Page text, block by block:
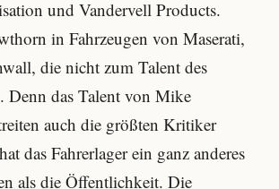
und Vandervell Products.
in Fahrzeugen von Maserati,
die nicht zum Talent des
Denn das Talent von Mike
auch die größten Kritiker
das Fahrerlager ein ganz anderes
als die Öffentlichkeit. Die